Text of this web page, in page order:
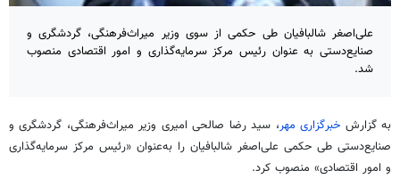
علی‌اصغر شالبافیان طی حکمی از سوی وزیر میراث‌فرهنگی، گردشگری و
صنایع‌دستی به عنوان رئیس مرکز سرمایه‌گذاری و امور اقتصادی منصوب
شد.
به گزارش خبرگزاری مهر، سید رضا صالحی امیری وزیر میراث‌فرهنگی، گردشگری و
صنایع‌دستی طی حکمی علی‌اصغر شالبافیان را به‌عنوان «رئیس مرکز سرمایه‌گذاری
و امور اقتصادی» منصوب کرد.